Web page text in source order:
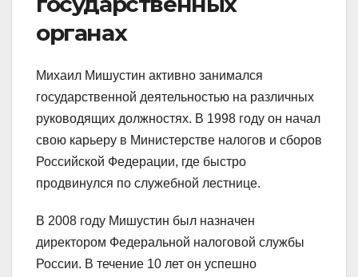
органах
Михаил Мишустин активно занимался
государственной деятельностью на различных
руководящих должностях. В 1998 году он начал
свою карьеру в Министерстве налогов и сборов
Российской Федерации, где быстро
продвинулся по служебной лестнице.
В 2008 году Мишустин был назначен
директором Федеральной налоговой службы
России. В течение 10 лет он успешно